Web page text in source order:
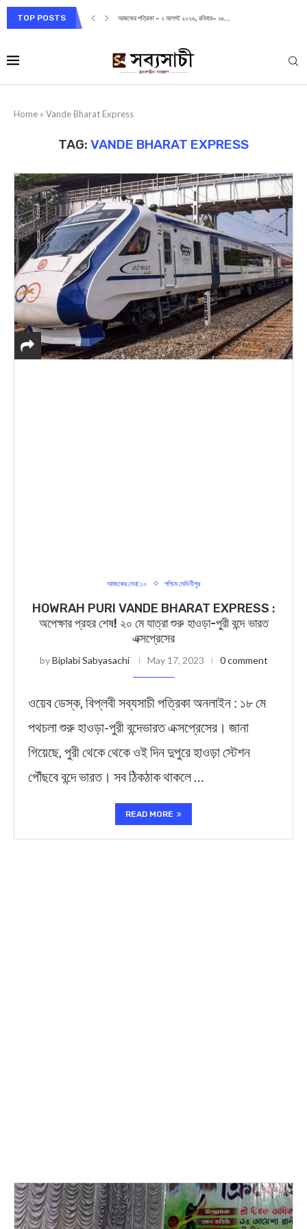
TOP POSTS আজকের পত্রিকা – ২ আগস্ট ২০২৬, রবিবার– ১৬...
Home » Vande Bharat Express
TAG: VANDE BHARAT EXPRESS
আজকের সেরা ১০ পশ্চিম মেদিনীপুর
HOWRAH PURI VANDE BHARAT EXPRESS :
অপেক্ষার প্রহর শেষ! ২০ মে যাত্রা শুরু হাওড়া-পু্রী বন্দে ভারত
এক্সপ্রেসের
byBiplabi Sabyasachi May 17, 2023 0 comment
ওয়েব ডেস্ক, বিপ্লবী সব্যসাচী পত্রিকা অনলাইন : ১৮ মে
পথচলা শুরু হাওড়া-পুরী বন্দেভারত এক্সপ্রেসের। জানা
গিয়েছে, পুরী থেকে থেকে ওই দিন দুপুরে হাওড়া স্টেশন
পৌঁছবে বন্দে ভারত। সব ঠিকঠাক থাকলে …
READ MORE